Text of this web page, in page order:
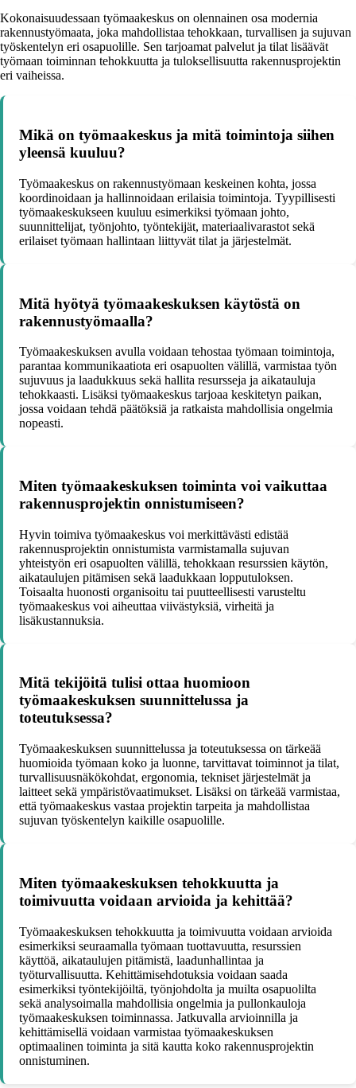
Kokonaisuudessaan työmaakeskus on olennainen osa modernia
rakennustyömaata, joka mahdollistaa tehokkaan, turvallisen ja sujuvan
työskentelyn eri osapuolille. Sen tarjoamat palvelut ja tilat lisäävät
työmaan toiminnan tehokkuutta ja tuloksellisuutta rakennusprojektin
eri vaiheissa.
Mikä on työmaakeskus ja mitä toimintoja siihen
yleensä kuuluu?
Työmaakeskus on rakennustyömaan keskeinen kohta, jossa
koordinoidaan ja hallinnoidaan erilaisia toimintoja. Tyypillisesti
työmaakeskukseen kuuluu esimerkiksi työmaan johto,
suunnittelijat, työnjohto, työntekijät, materiaalivarastot sekä
erilaiset työmaan hallintaan liittyvät tilat ja järjestelmät.
Mitä hyötyä työmaakeskuksen käytöstä on
rakennustyömaalla?
Työmaakeskuksen avulla voidaan tehostaa työmaan toimintoja,
parantaa kommunikaatiota eri osapuolten välillä, varmistaa työn
sujuvuus ja laadukkuus sekä hallita resursseja ja aikatauluja
tehokkaasti. Lisäksi työmaakeskus tarjoaa keskitetyn paikan,
jossa voidaan tehdä päätöksiä ja ratkaista mahdollisia ongelmia
nopeasti.
Miten työmaakeskuksen toiminta voi vaikuttaa
rakennusprojektin onnistumiseen?
Hyvin toimiva työmaakeskus voi merkittävästi edistää
rakennusprojektin onnistumista varmistamalla sujuvan
yhteistyön eri osapuolten välillä, tehokkaan resurssien käytön,
aikataulujen pitämisen sekä laadukkaan lopputuloksen.
Toisaalta huonosti organisoitu tai puutteellisesti varusteltu
työmaakeskus voi aiheuttaa viivästyksiä, virheitä ja
lisäkustannuksia.
Mitä tekijöitä tulisi ottaa huomioon
työmaakeskuksen suunnittelussa ja
toteutuksessa?
Työmaakeskuksen suunnittelussa ja toteutuksessa on tärkeää
huomioida työmaan koko ja luonne, tarvittavat toiminnot ja tilat,
turvallisuusnäkökohdat, ergonomia, tekniset järjestelmät ja
laitteet sekä ympäristövaatimukset. Lisäksi on tärkeää varmistaa,
että työmaakeskus vastaa projektin tarpeita ja mahdollistaa
sujuvan työskentelyn kaikille osapuolille.
Miten työmaakeskuksen tehokkuutta ja
toimivuutta voidaan arvioida ja kehittää?
Työmaakeskuksen tehokkuutta ja toimivuutta voidaan arvioida
esimerkiksi seuraamalla työmaan tuottavuutta, resurssien
käyttöä, aikataulujen pitämistä, laadunhallintaa ja
työturvallisuutta. Kehittämisehdotuksia voidaan saada
esimerkiksi työntekijöiltä, työnjohdolta ja muilta osapuolilta
sekä analysoimalla mahdollisia ongelmia ja pullonkauloja
työmaakeskuksen toiminnassa. Jatkuvalla arvioinnilla ja
kehittämisellä voidaan varmistaa työmaakeskuksen
optimaalinen toiminta ja sitä kautta koko rakennusprojektin
onnistuminen.